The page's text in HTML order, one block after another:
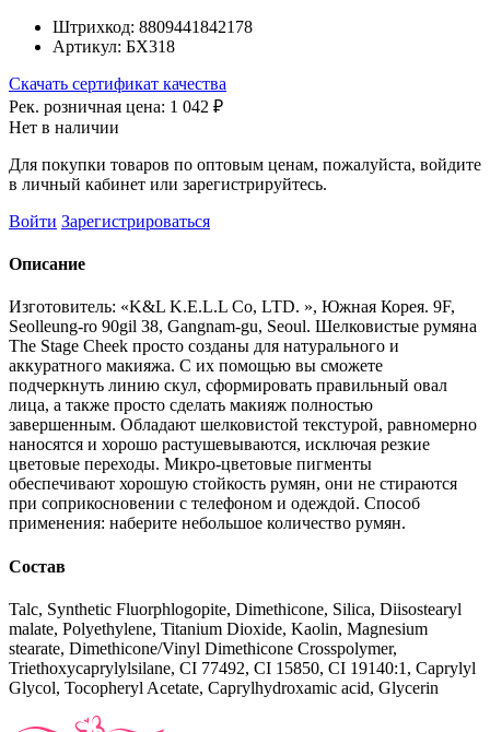
Штрихкод: 8809441842178
Артикул: БХ318
Скачать сертификат качества
Рек. розничная цена: 1 042 ₽
Нет в наличии
Для покупки товаров по оптовым ценам, пожалуйста, войдите
в личный кабинет или зарегистрируйтесь.
Войти Зарегистрироваться
Описание
Изготовитель: «K&L K.E.L.L Со, LTD. », Южная Корея. 9F,
Seolleung-ro 90gil 38, Gangnam-gu, Seoul. Шелковистые румяна
The Stage Cheek просто созданы для натурального и
аккуратного макияжа. С их помощью вы сможете
подчеркнуть линию скул, сформировать правильный овал
лица, а также просто сделать макияж полностью
завершенным. Обладают шелковистой текстурой, равномерно
наносятся и хорошо растушевываются, исключая резкие
цветовые переходы. Микро-цветовые пигменты
обеспечивают хорошую стойкость румян, они не стираются
при соприкосновении с телефоном и одеждой. Способ
применения: наберите небольшое количество румян.
Состав
Talc, Synthetic Fluorphlogopite, Dimethicone, Silica, Diisostearyl
malate, Polyethylene, Titanium Dioxide, Kaolin, Magnesium
stearate, Dimethicone/Vinyl Dimethicone Crosspolymer,
Triethoxycaprylylsilane, CI 77492, CI 15850, CI 19140:1, Caprylyl
Glycol, Tocopheryl Acetate, Caprylhydroxamic acid, Glycerin